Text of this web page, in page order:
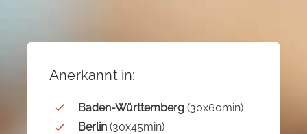
Anerkannt in:
Baden-Württemberg (30x60min)
Berlin (30x45min)